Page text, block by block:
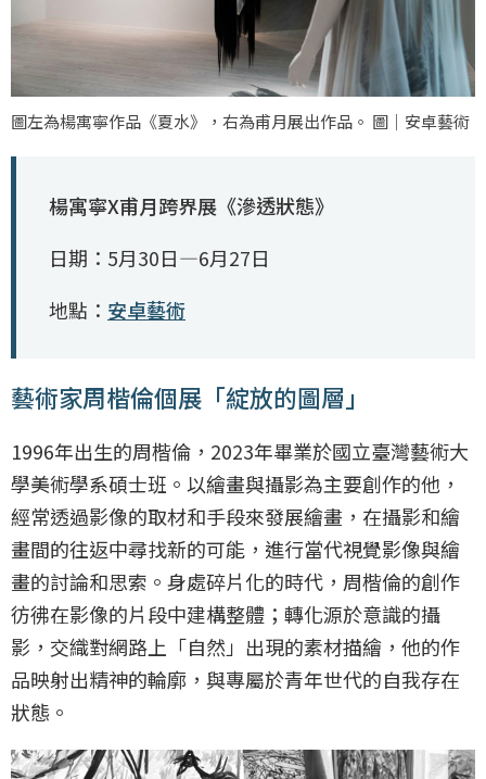
圖左為楊寓寧作品《夏水》，右為甫月展出作品。 圖｜安卓藝術
楊寓寧X甫月跨界展《滲透狀態》
日期：5月30日—6月27日
地點： 安卓藝術
藝術家周楷倫個展「綻放的圖層」
1996年出生的周楷倫，2023年畢業於國立臺灣藝術大
學美術學系碩士班。以繪畫與攝影為主要創作的他，
經常透過影像的取材和手段來發展繪畫，在攝影和繪
畫間的往返中尋找新的可能，進行當代視覺影像與繪
畫的討論和思索。身處碎片化的時代，周楷倫的創作
彷彿在影像的片段中建構整體；轉化源於意識的攝
影，交織對網路上「自然」出現的素材描繪，他的作
品映射出精神的輪廓，與專屬於青年世代的自我存在
狀態。